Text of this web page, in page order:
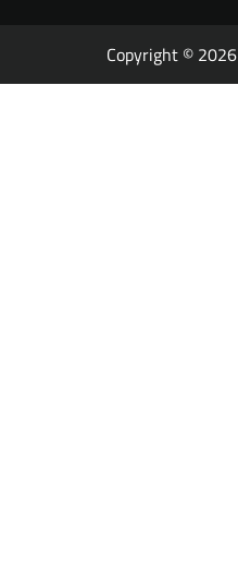
Copyright © 2026